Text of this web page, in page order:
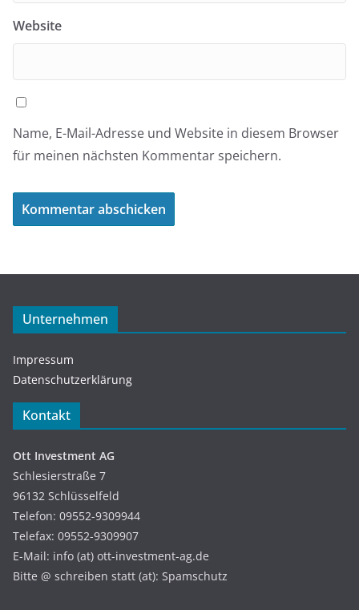
Website
Name, E-Mail-Adresse und Website in diesem Browser
für meinen nächsten Kommentar speichern.
Unternehmen
Impressum
Datenschutzerklärung
Kontakt
Ott Investment AG
Schlesierstraße 7
96132 Schlüsselfeld
Telefon: 09552-9309944
Telefax: 09552-9309907
E-Mail: info (at) ott-investment-ag.de
Bitte @ schreiben statt (at): Spamschutz